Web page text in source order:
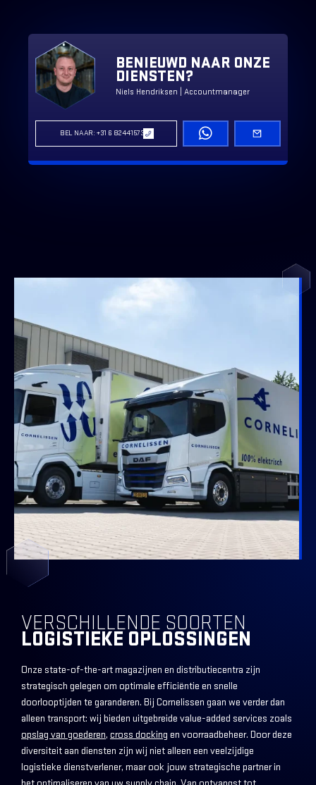
BENIEUWD NAAR ONZE
DIENSTEN?
Niels Hendriksen | Accountmanager
BEL NAAR: +31 6 82441573
VERSCHILLENDE SOORTEN
LOGISTIEKE OPLOSSINGEN
Onze state-of-the-art magazijnen en distributiecentra zijn
strategisch gelegen om optimale efficiëntie en snelle
doorlooptijden te garanderen. Bij Cornelissen gaan we verder dan
alleen transport: wij bieden uitgebreide value-added services zoals
opslag van goederen, cross docking en voorraadbeheer. Door deze
diversiteit aan diensten zijn wij niet alleen een veelzijdige
logistieke dienstverlener, maar ook jouw strategische partner in